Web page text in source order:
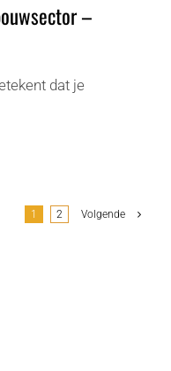
–
dat je
1 2 Volgende